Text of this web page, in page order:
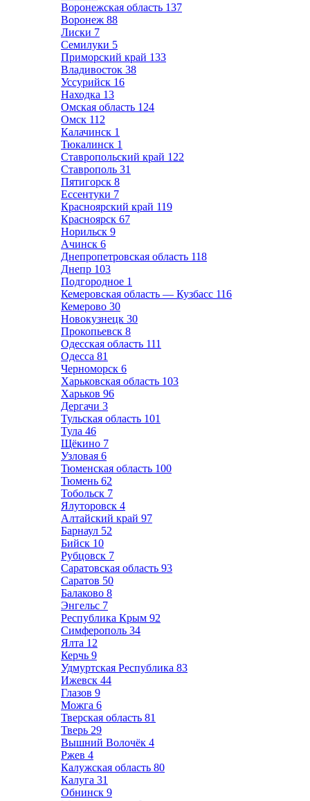
Воронежская область 137
Воронеж 88
Лиски 7
Семилуки 5
Приморский край 133
Владивосток 38
Уссурийск 16
Находка 13
Омская область 124
Омск 112
Калачинск 1
Тюкалинск 1
Ставропольский край 122
Ставрополь 31
Пятигорск 8
Ессентуки 7
Красноярский край 119
Красноярск 67
Норильск 9
Ачинск 6
Днепропетровская область 118
Днепр 103
Подгородное 1
Кемеровская область — Кузбасс 116
Кемерово 30
Новокузнецк 30
Прокопьевск 8
Одесская область 111
Одесса 81
Черноморск 6
Харьковская область 103
Харьков 96
Дергачи 3
Тульская область 101
Тула 46
Щёкино 7
Узловая 6
Тюменская область 100
Тюмень 62
Тобольск 7
Ялуторовск 4
Алтайский край 97
Барнаул 52
Бийск 10
Рубцовск 7
Саратовская область 93
Саратов 50
Балаково 8
Энгельс 7
Республика Крым 92
Симферополь 34
Ялта 12
Керчь 9
Удмуртская Республика 83
Ижевск 44
Глазов 9
Можга 6
Тверская область 81
Тверь 29
Вышний Волочёк 4
Ржев 4
Калужская область 80
Калуга 31
Обнинск 9